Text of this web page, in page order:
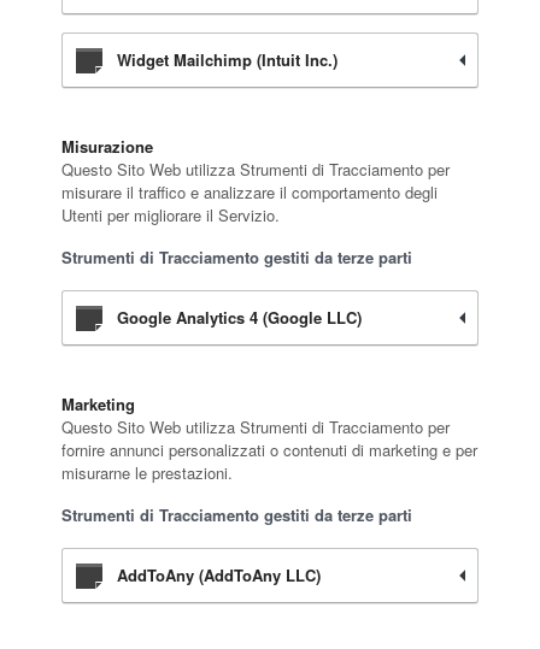
Widget Mailchimp (Intuit Inc.)
Misurazione
Questo Sito Web utilizza Strumenti di Tracciamento per
misurare il traffico e analizzare il comportamento degli
Utenti per migliorare il Servizio.
Strumenti di Tracciamento gestiti da terze parti
Google Analytics 4 (Google LLC)
Marketing
Questo Sito Web utilizza Strumenti di Tracciamento per
fornire annunci personalizzati o contenuti di marketing e per
misurarne le prestazioni.
Strumenti di Tracciamento gestiti da terze parti
AddToAny (AddToAny LLC)